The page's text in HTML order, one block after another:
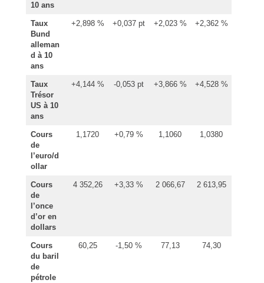
10 ans
Taux
Bund
alleman
d à 10
ans
+2,898 % +0,037 pt +2,023 % +2,362 %
Taux
Trésor
US à 10
ans
+4,144 % -0,053 pt +3,866 % +4,528 %
Cours
de
l’euro/d
ollar
1,1720 +0,79 % 1,1060 1,0380
Cours
de
l’once
d’or en
dollars
4 352,26 +3,33 % 2 066,67 2 613,95
Cours
du baril
de
pétrole
60,25 -1,50 % 77,13 74,30